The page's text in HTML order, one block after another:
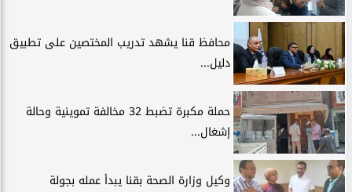
محافظ قنا يشهد تدريب المختصين على تطبيق
دليل...
حملة مكبرة تضبط 32 مخالفة تموينية وحالة
إشغال...
وكيل وزارة الصحة بقنا يبدأ عمله بجولة